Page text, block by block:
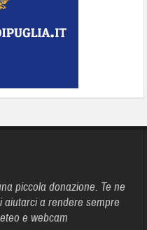
piccola donazione. Te ne
a rendere sempre
e webcam